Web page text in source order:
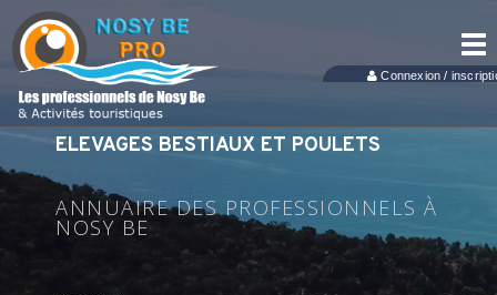
Connexion /
ELEVAGES BESTIAUX ET POULETS
ANNUAIRE DES PROFESSIONNELS À
NOSY BE